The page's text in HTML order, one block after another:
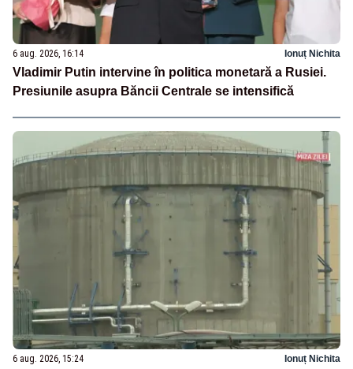
6 aug. 2026, 16:14 Ionuț Nichita
Vladimir Putin intervine în politica monetară a Rusiei.
Presiunile asupra Băncii Centrale se intensifică
6 aug. 2026, 15:24 Ionuț Nichita